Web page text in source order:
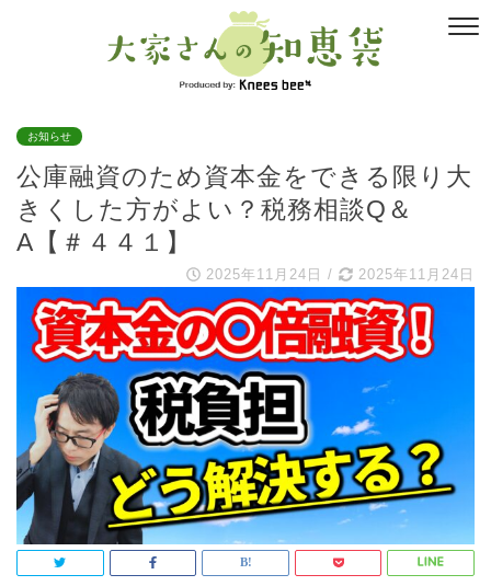
お知らせ
公庫融資のため資本金をできる限り大
きくした方がよい？税務相談Q＆
A【＃４４１】
2025年11月24日 / 2025年11月24日